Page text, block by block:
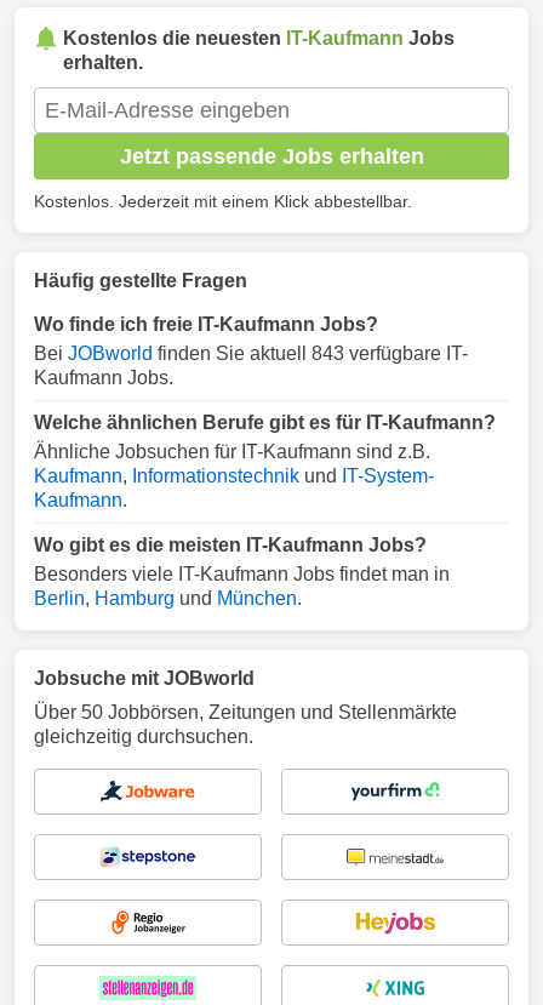
Kostenlos die neuesten IT-Kaufmann Jobs
erhalten.
Jetzt passende Jobs erhalten
Kostenlos. Jederzeit mit einem Klick abbestellbar.
Häufig gestellte Fragen
Wo finde ich freie IT-Kaufmann Jobs?
Bei JOBworld finden Sie aktuell 843 verfügbare IT-
Kaufmann Jobs.
Welche ähnlichen Berufe gibt es für IT-Kaufmann?
Ähnliche Jobsuchen für IT-Kaufmann sind z.B.
Kaufmann, Informationstechnik und IT-System-
Kaufmann.
Wo gibt es die meisten IT-Kaufmann Jobs?
Besonders viele IT-Kaufmann Jobs findet man in
Berlin, Hamburg und München.
Jobsuche mit JOBworld
Über 50 Jobbörsen, Zeitungen und Stellenmärkte
gleichzeitig durchsuchen.